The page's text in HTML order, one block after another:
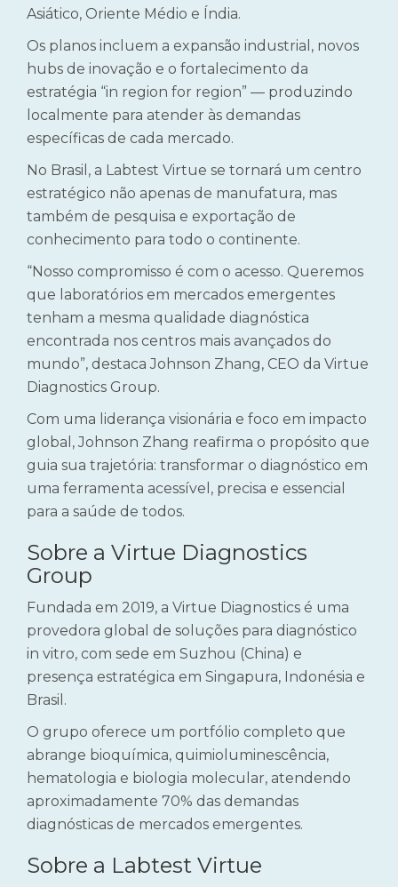
Asiático, Oriente Médio e Índia.
Os planos incluem a expansão industrial, novos
hubs de inovação e o fortalecimento da
estratégia “in region for region” — produzindo
localmente para atender às demandas
específicas de cada mercado.
No Brasil, a Labtest Virtue se tornará um centro
estratégico não apenas de manufatura, mas
também de pesquisa e exportação de
conhecimento para todo o continente.
“Nosso compromisso é com o acesso. Queremos
que laboratórios em mercados emergentes
tenham a mesma qualidade diagnóstica
encontrada nos centros mais avançados do
mundo”, destaca Johnson Zhang, CEO da Virtue
Diagnostics Group.
Com uma liderança visionária e foco em impacto
global, Johnson Zhang reafirma o propósito que
guia sua trajetória: transformar o diagnóstico em
uma ferramenta acessível, precisa e essencial
para a saúde de todos.
Sobre a Virtue Diagnostics
Group
Fundada em 2019, a Virtue Diagnostics é uma
provedora global de soluções para diagnóstico
in vitro, com sede em Suzhou (China) e
presença estratégica em Singapura, Indonésia e
Brasil.
O grupo oferece um portfólio completo que
abrange bioquímica, quimioluminescência,
hematologia e biologia molecular, atendendo
aproximadamente 70% das demandas
diagnósticas de mercados emergentes.
Sobre a Labtest Virtue